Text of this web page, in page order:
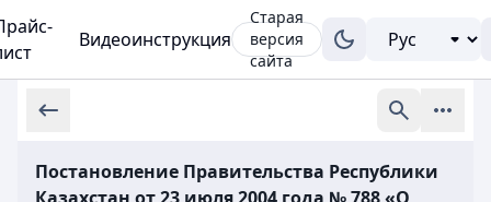
Видеоинструкция
Старая
версия
сайта
Постановление Правительства Республики